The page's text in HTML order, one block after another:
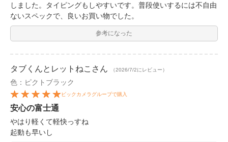
しました。タイピングもしやすいです。普段使いするには不自由
ないスペックで、良いお買い物でした。
参考になった
タブくんとレットねこ さん （2026/7/2にレビュー）
色：ピクトブラック
ビックカメラグループで購入
安心の富士通
やはり軽くて軽快っすね
起動も早いし